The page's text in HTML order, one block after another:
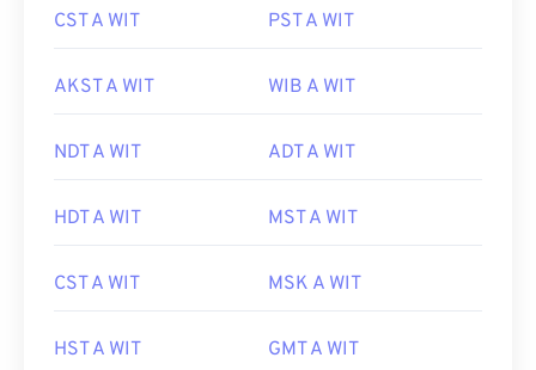
CST A WIT PST A WIT
AKST A WIT WIB A WIT
NDT A WIT ADT A WIT
HDT A WIT MST A WIT
CST A WIT MSK A WIT
HST A WIT GMT A WIT